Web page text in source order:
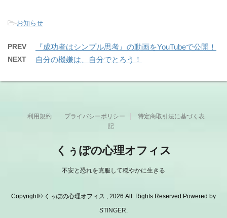
-お知らせ
PREV 『成功者はシンプル思考』の動画をYouTubeで公開！
NEXT 自分の機嫌は、自分でとろう！
利用規約 プライバシーポリシー
特定商取引法に基づく表
記
くぅぽの心理オフィス
不安と恐れを克服して穏やかに生きる
Copyright© くぅぽの心理オフィス , 2026 All Rights Reserved Powered by
STINGER.